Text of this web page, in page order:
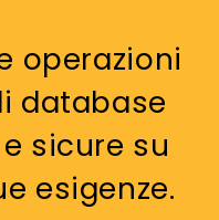
operazioni
database
sicure su
esigenze.